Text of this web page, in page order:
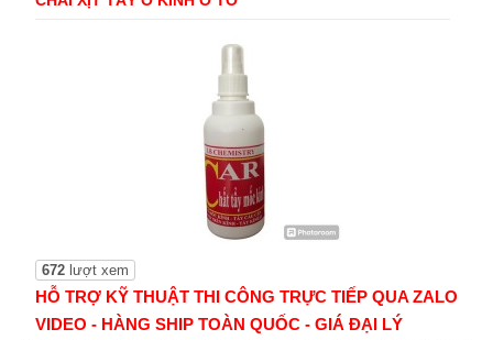
672lượt xem
HỖ TRỢ KỸ THUẬT THI CÔNG TRỰC TIẾP QUA ZALO
VIDEO - HÀNG SHIP TOÀN QUỐC - GIÁ ĐẠI LÝ